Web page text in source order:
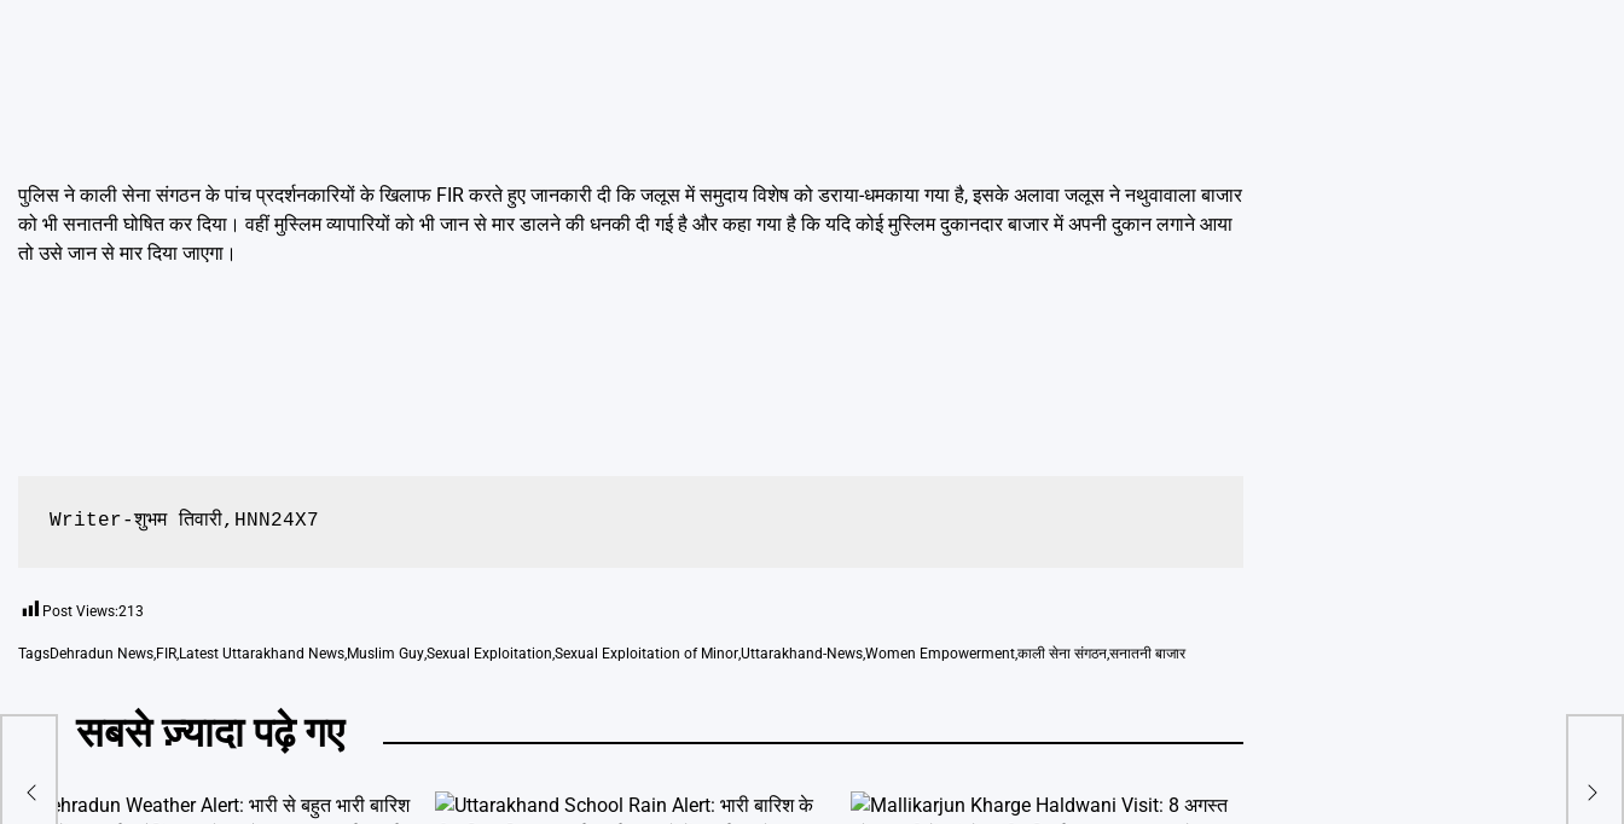
पुलिस ने काली सेना संगठन के पांच प्रदर्शनकारियों के खिलाफ FIR करते हुए जानकारी दी कि जलूस में समुदाय विशेष को डराया-धमकाया गया है, इसके अलावा जलूस ने नथुवावाला बाजार
को भी सनातनी घोषित कर दिया। वहीं मुस्लिम व्यापारियों को भी जान से मार डालने की धनकी दी गई है और कहा गया है कि यदि कोई मुस्लिम दुकानदार बाजार में अपनी दुकान लगाने आया
तो उसे जान से मार दिया जाएगा।
Writer-शुभम तिवारी,HNN24X7
Post Views:213
TagsDehradun News FIR Latest Uttarakhand News Muslim GuySexual Exploitation Sexual Exploitation of MinorUttarakhand-NewsWomen Empowermentकाली सेना संगठनसनातनी बाजार
सबसे ज़्यादा पढ़े गए